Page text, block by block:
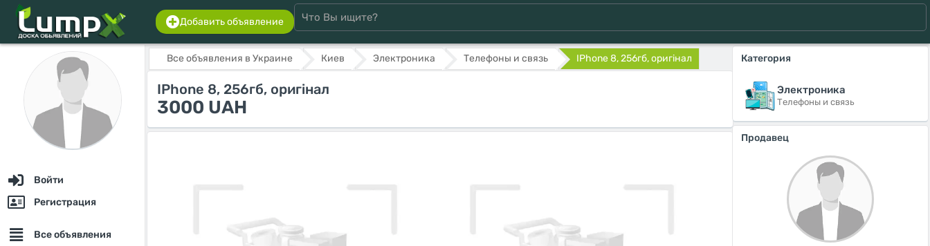
Добавить объявление
Войти
Регистрация
Все объявления
Все объявления в Украине Киев Электроника Телефоны и связь IPhone 8, 256гб, оригінал
IPhone 8, 256гб, оригінал
3000 UAH
Категория
Электроника
Телефоны и связь
Продавец